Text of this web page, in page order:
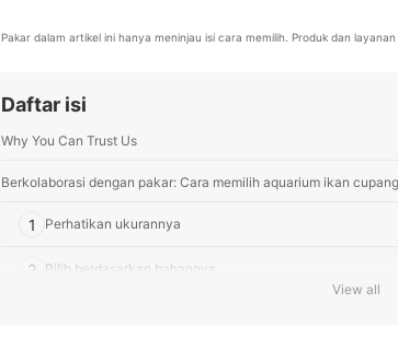
Pakar dalam artikel ini hanya meninjau isi cara memilih. Produk dan
Daftar isi
Why You Can Trust Us
Berkolaborasi dengan pakar: Cara memilih aquarium ikan cupang
1 Perhatikan ukurannya
2 Pilih berdasarkan bahannya
View all